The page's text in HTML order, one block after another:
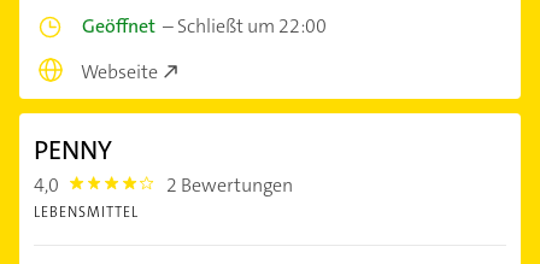
Geöffnet –Schließt um 22:00
Webseite
PENNY
4,0 4.0 2 Bewertungen
LEBENSMITTEL